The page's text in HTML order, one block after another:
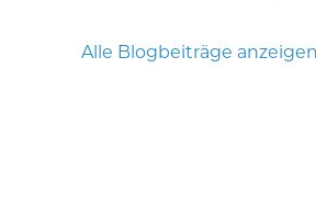
Alle Blogbeiträge anzeigen